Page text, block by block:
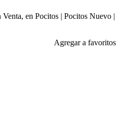
en Pocitos | Pocitos Nuevo |
Agregar a favoritos